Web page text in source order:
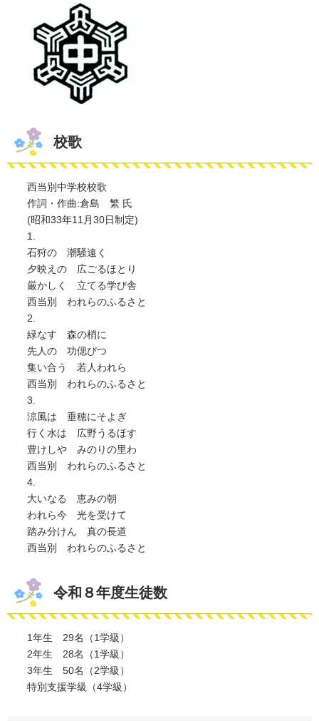
校歌
西当別中学校校歌
作詞・作曲:倉島 繁 氏
(昭和33年11月30日制定)
1.
石狩の 潮騒遠く
夕映えの 広ごるほとり
厳かしく 立てる学び舎
西当別 われらのふるさと
2.
緑なす 森の梢に
先人の 功偲びつ
集い合う 若人われら
西当別 われらのふるさと
3.
涼風は 垂穂にそよぎ
行く水は 広野うるほす
豊けしや みのりの里わ
西当別 われらのふるさと
4.
大いなる 恵みの朝
われら今 光を受けて
踏み分けん 真の長道
西当別 われらのふるさと
令和８年度生徒数
1年生 29名（1学級）
2年生 28名（1学級）
3年生 50名（2学級）
特別支援学級（4学級）